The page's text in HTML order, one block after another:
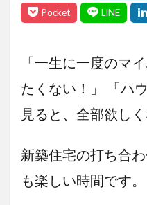
「一生に一度のマ
たくない！」 「ハ
見ると、全部欲し
新築住宅の打ち合
も楽しい時間です。